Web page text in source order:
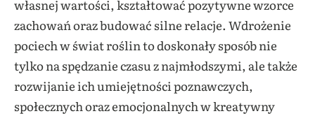
własnej wartości, kształtować pozytywne wzorce
zachowań oraz budować silne relacje. Wdrożenie
pociech w świat roślin to doskonały sposób nie
tylko na spędzanie czasu z najmłodszymi, ale także
rozwijanie ich umiejętności poznawczych,
społecznych oraz emocjonalnych w kreatywny